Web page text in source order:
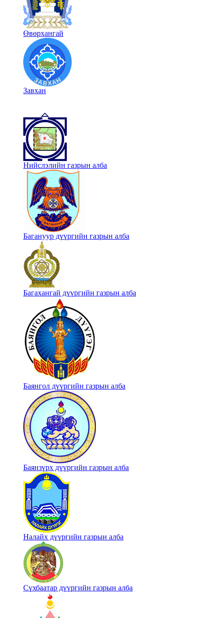
Өвөрхангай
Завхан
Нийслэлийн газрын алба
Багануур дүүргийн газрын алба
Багахангай дүүргийн газрын алба
Баянгол дүүргийн газрын алба
Баянзүрх дүүргийн газрын алба
Налайх дүүргийн газрын алба
Сүхбаатар дүүргийн газрын алба